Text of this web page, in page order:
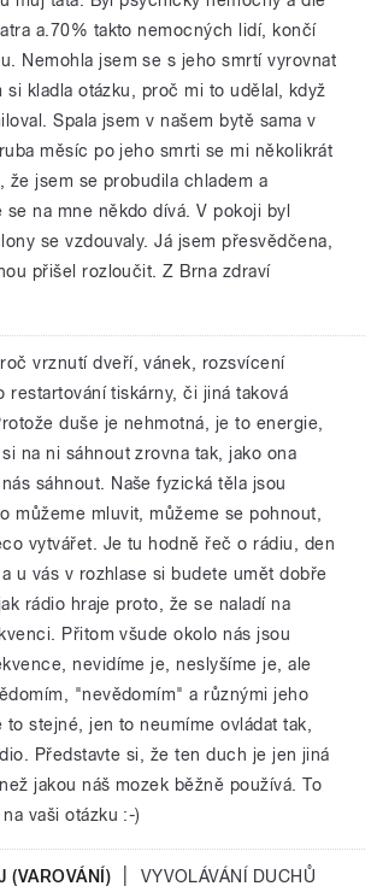
a.70% takto nemocných lidí, končí
Nemohla jsem se s jeho smrtí vyrovnat
si kladla otázku, proč mi to udělal, když
Spala jsem v našem bytě sama v
měsíc po jeho smrti se mi několikrát
že jsem se probudila chladem a
se na mne někdo dívá. V pokoji byl
se vzdouvaly. Já jsem přesvědčena,
přišel rozloučit. Z Brna zdraví
vrznutí dveří, vánek, rozsvícení
restartování tiskárny, či jiná taková
duše je nehmotná, je to energie,
na ni sáhnout zrovna tak, jako ona
sáhnout. Naše fyzická těla jsou
můžeme mluvit, můžeme se pohnout,
vytvářet. Je tu hodně řeč o rádiu, den
u vás v rozhlase si budete umět dobře
rádio hraje proto, že se naladí na
Přitom všude okolo nás jsou
nevidíme je, neslyšíme je, ale
"nevědomím" a různými jeho
to stejné, jen to neumíme ovládat tak,
Představte si, že ten duch je jen jiná
jakou náš mozek běžně používá. To
vaši otázku :-)
(VAROVÁNÍ)
VYVOLÁVÁNÍ DUCHŮ